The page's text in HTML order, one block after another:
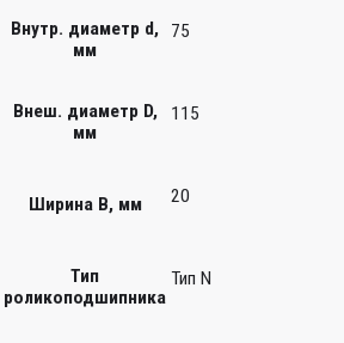
Внутр. диаметр d,
мм
75
Внеш. диаметр D,
мм
115
Ширина B, мм 20
Тип
роликоподшипника
Тип N